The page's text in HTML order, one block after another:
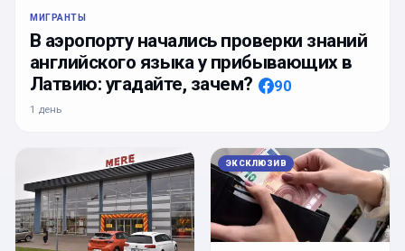
МИГРАНТЫ
В аэропорту начались проверки знаний
английского языка у прибывающих в
Латвию: угадайте, зачем?
90
1 день
ЭКСКЛЮЗИВ